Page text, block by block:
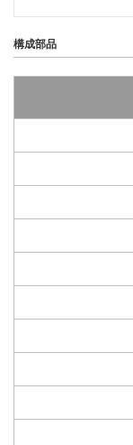
構成部品